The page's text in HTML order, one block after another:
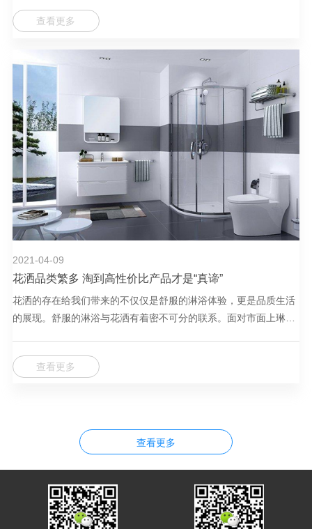
查看更多
2021-04-09
花洒品类繁多 淘到高性价比产品才是“真谛”
花洒的存在给我们带来的不仅仅是舒服的淋浴体验，更是品质生活
的展现。舒服的淋浴与花洒有着密不可分的联系。面对市面上琳琅
查看更多
查看更多